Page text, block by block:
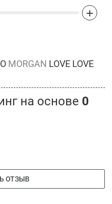
+
MORGAN LOVE LOVE
на основе 0
ОТЗЫВ